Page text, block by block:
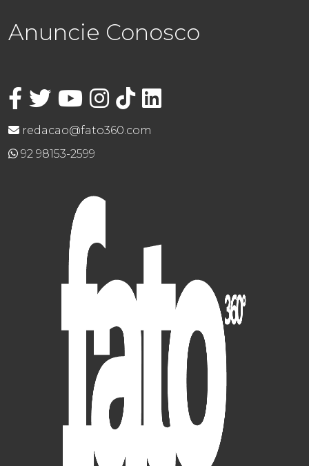
Anuncie Conosco
redacao@fato360.com
92 98153-2599